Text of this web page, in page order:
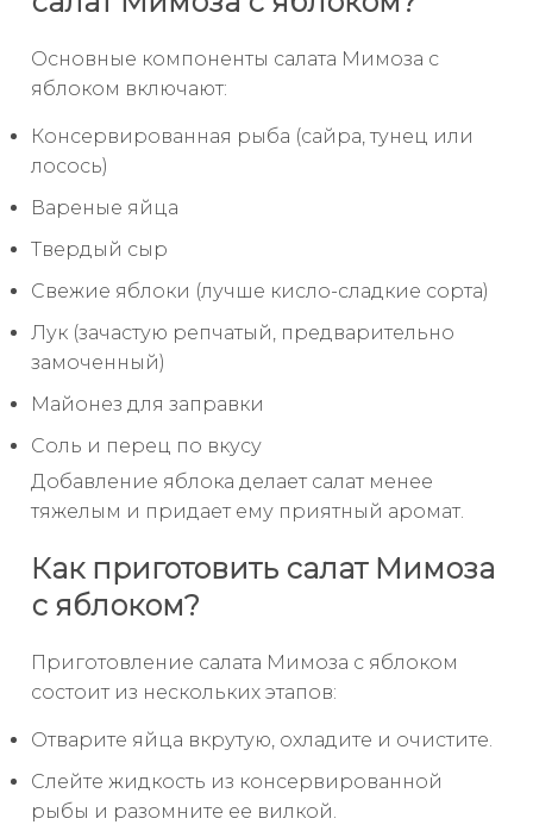
Основные компоненты салата Мимоза с
яблоком включают:
Консервированная рыба (сайра, тунец или
лосось)
Вареные яйца
Твердый сыр
Свежие яблоки (лучше кисло-сладкие сорта)
Лук (зачастую репчатый, предварительно
замоченный)
Майонез для заправки
Соль и перец по вкусу
Добавление яблока делает салат менее
тяжелым и придает ему приятный аромат.
Как приготовить салат Мимоза
с яблоком?
Приготовление салата Мимоза с яблоком
состоит из нескольких этапов:
Отварите яйца вкрутую, охладите и очистите.
Слейте жидкость из консервированной
рыбы и разомните ее вилкой.